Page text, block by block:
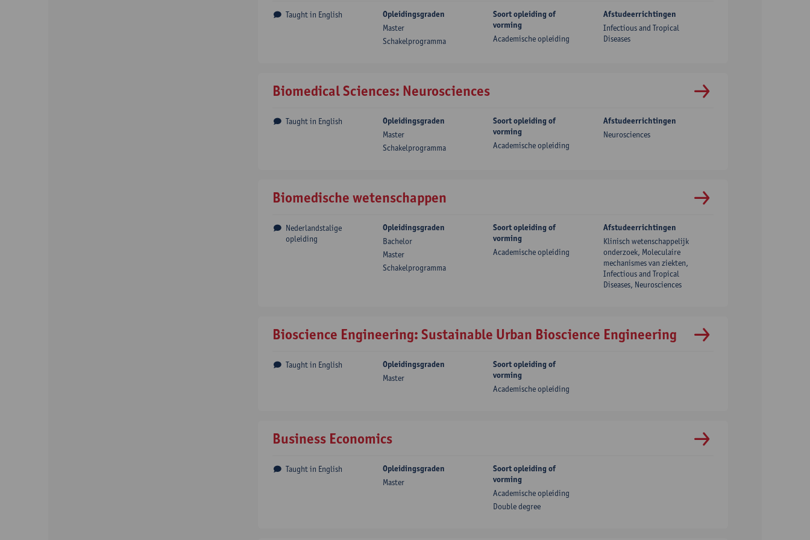
Taught in English Opleidingsgraden
Master
Schakelprogramma
Soort opleiding of
vorming
Academische opleiding
Afstudeerrichtingen
Infectious and Tropical
Diseases
Biomedical Sciences: Neurosciences
Taught in English Opleidingsgraden
Master
Schakelprogramma
Soort opleiding of
vorming
Academische opleiding
Afstudeerrichtingen
Neurosciences
Biomedische wetenschappen
Nederlandstalige
opleiding
Opleidingsgraden
Bachelor
Master
Schakelprogramma
Soort opleiding of
vorming
Academische opleiding
Afstudeerrichtingen
Klinisch wetenschappelijk
onderzoek, Moleculaire
mechanismes van ziekten,
Infectious and Tropical
Diseases, Neurosciences
Bioscience Engineering: Sustainable Urban Bioscience Engineering
Taught in English Opleidingsgraden
Master
Soort opleiding of
vorming
Academische opleiding
Business Economics
Taught in English Opleidingsgraden
Master
Soort opleiding of
vorming
Academische opleiding
Double degree